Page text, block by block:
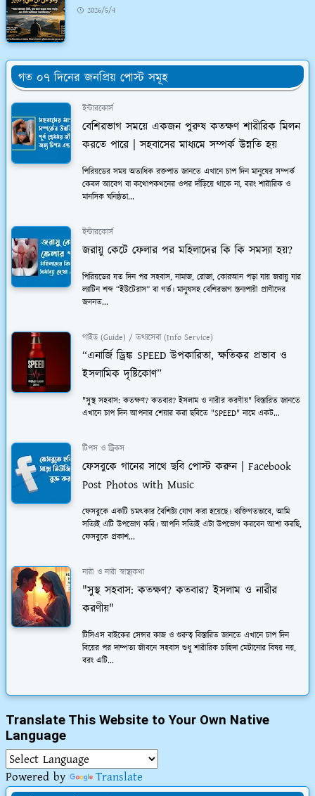
2026/5/4
গত ০৭ দিনের জনপ্রিয় পোস্ট সমূহ
ইন্টারকোর্স
বেশিরভাগ সময়ে একজন পুরুষ কতক্ষণ শারীরিক মিলন
করতে পারে | সহবাসের মাধ্যমে সম্পর্ক উন্নতি হয়
পিরিয়ডের সময় অত্যধিক রক্তপাত জানতে এখানে চাপ দিন মানুষের সম্পর্ক
কেবল আবেগ বা কথোপকথনের ওপর দাঁড়িয়ে থাকে না, বরং শারীরিক ও
মানসিক ঘনিষ্ঠতা...
ইন্টারকোর্স
জরায়ু কেটে ফেলার পর মহিলাদের কি কি সমস্যা হয়?
পিরিয়ডের যত দিন পর সহবাস, নামাজ, রোজা, কোরআন পড়া যায় জরায়ু যার
ল্যাটিন শব্দ “ইউটেরাস” বা গর্ভ। মানুষসহ বেশিরভাগ স্তন্যপায়ী প্রাণীদের
জননত...
গাইড (Guide) / তথ্যসেবা (Info Service)
“এনার্জি ড্রিঙ্ক SPEED উপকারিতা, ক্ষতিকর প্রভাব ও
ইসলামিক দৃষ্টিকোণ”
"সুস্থ সহবাস: কতক্ষণ? কতবার? ইসলাম ও নারীর করণীয়" বিস্তারিত জানতে
এখানে চাপ দিন আপনার শেয়ার করা ছবিতে "SPEED" নামে একট...
টিপস ও ট্রিকস
ফেসবুকে গানের সাথে ছবি পোস্ট করুন | Facebook
Post Photos with Music
ফেসবুকে একটি চমত্কার বৈশিষ্ট্য যোগ করা হয়েছে। ব্যক্তিগতভাবে, আমি
সত্যিই এটি উপভোগ করি। আপনি সত্যিই এটা উপভোগ করবেন আশা করছি,
ফেসবুকে প্রকাশ...
নারী ও নারী স্বাস্থ্যকথা
"সুস্থ সহবাস: কতক্ষণ? কতবার? ইসলাম ও নারীর
করণীয়"
টিসিএস বাইকের সেন্সর কাজ ও গুরুত্ব বিস্তারিত জানতে এখানে চাপ দিন
বিয়ের পর দাম্পত্য জীবনে সহবাস শুধু শারীরিক চাহিদা মেটানোর বিষয় নয়,
বরং এটি...
Translate This Website to Your Own Native
Language
Powered by
Translate